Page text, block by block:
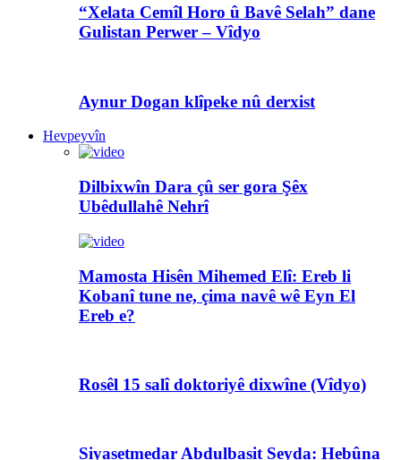
“Xelata Cemîl Horo û Bavê Selah” dane
Gulistan Perwer – Vîdyo
Aynur Dogan klîpeke nû derxist
Hevpeyvîn
Dilbixwîn Dara çû ser gora Şêx
Ubêdullahê Nehrî
Mamosta Hisên Mihemed Elî: Ereb li
Kobanî tune ne, çima navê wê Eyn El
Ereb e?
Rosêl 15 salî doktoriyê dixwîne (Vîdyo)
Siyasetmedar Abdulbasit Seyda: Hebûna